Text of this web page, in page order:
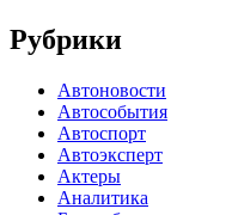
Рубрики
Автоновости
Автособытия
Автоспорт
Автоэксперт
Актеры
Аналитика